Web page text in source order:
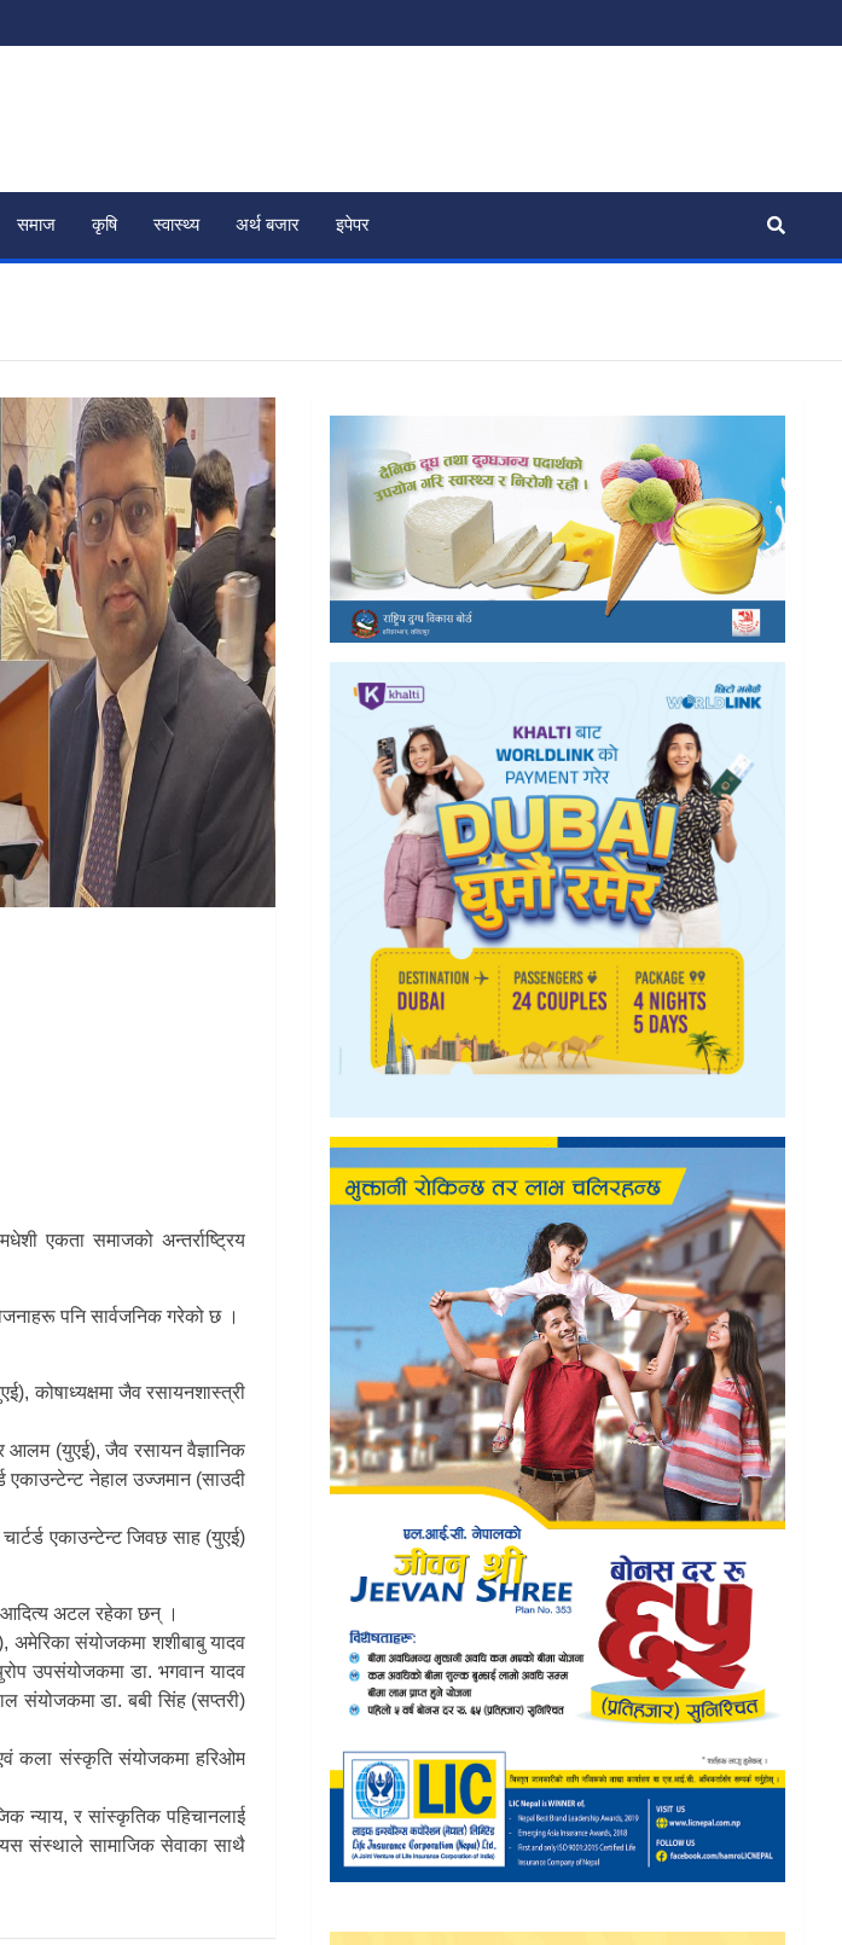
समाज कृषि स्वास्थ्य अर्थ बजार इपेपर
एकता समाजको अन्तर्राष्ट्रिय
पनि सार्वजनिक गरेको छ ।
कोषाध्यक्षमा जैव रसायनशास्त्री
आलम (युएई), जैव रसायन वैज्ञानिक
एकाउन्टेन्ट नेहाल उज्जमान (साउदी
एकाउन्टेन्ट जिवछ साह (युएई)
आदित्य अटल रहेका छन् ।
अमेरिका संयोजकमा शशीबाबु यादव
उपसंयोजकमा डा. भगवान यादव
संयोजकमा डा. बबी सिंह (सप्तरी)
एवं कला संस्कृति संयोजकमा हरिओम
न्याय, र सांस्कृतिक पहिचानलाई
यस संस्थाले सामाजिक सेवाका साथै